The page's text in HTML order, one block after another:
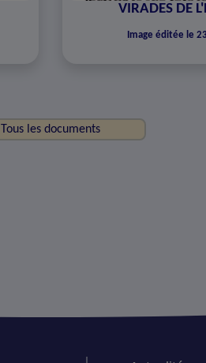
VIRADES DE
Image éditée le
Tous les documents